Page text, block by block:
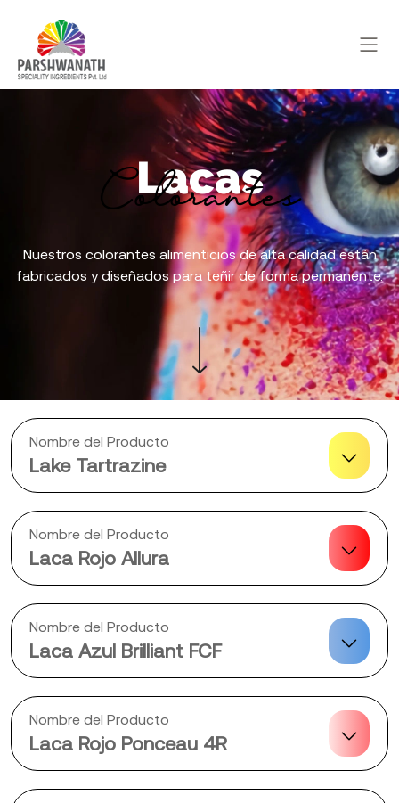
Lacas
Colorantes
Nuestros colorantes alimenticios de alta calidad están
fabricados y diseñados para teñir de forma permanente.
Nombre del Producto
Lake Tartrazine
Nombre del Producto
Laca Rojo Allura
Nombre del Producto
Laca Azul Brilliant FCF
Nombre del Producto
Laca Rojo Ponceau 4R